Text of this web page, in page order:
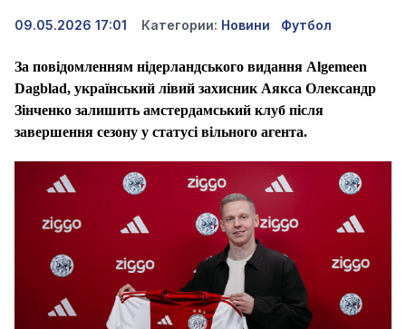
09.05.2026 17:01 Категории: Новини Футбол
За повідомленням нідерландського видання Algemeen
Dagblad, український лівий захисник Аякса Олександр
Зінченко залишить амстердамський клуб після
завершення сезону у статусі вільного агента.